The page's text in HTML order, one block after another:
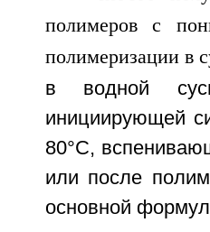
в водной
инициирующей
80°C,
или после
основной